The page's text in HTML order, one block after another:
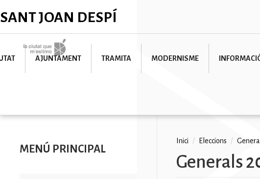
al
SANT JOAN DESPÍ
Imatge
AJUNTAMENT TRAMITA MODERNISME
MENÚ PRINCIPAL
Fil
d'ariadna
Inici / Eleccions /
Generals